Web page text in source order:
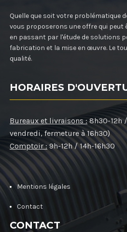
Quelle que soit votre problématique
vous proposerons une offre qui peut
en passant par l'étude de solutions
fabrication et la mise en œuvre. Le
qualité.
HORAIRES
Bureaux et livraisons : 8h30-12h
vendredi, fermeture à 16h30)
Comptoir : 9h-12h / 14h-16h30
Mentions légales
Contact
CONTACT